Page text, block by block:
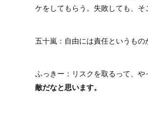
ケをしてもらう。失敗しても、そ
五十嵐：自由には責任というも
ふっきー：リスクを取るって、や
敵だなと思います。